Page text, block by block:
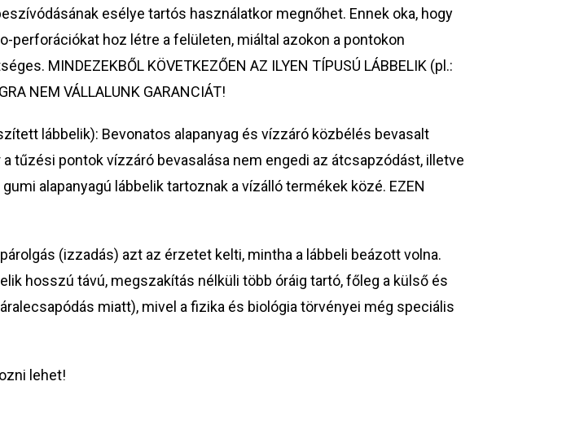
esélye tartós használatkor megnőhet. Ennek oka, hogy
hoz létre a felületen, miáltal azokon a pontokon
MINDEZEKBŐL KÖVETKEZŐEN AZ ILYEN TÍPUSÚ LÁBBELIK (pl.:
NEM VÁLLALUNK GARANCIÁT!
lábbelik): Bevonatos alapanyag és vízzáró közbélés bevasalt
tűzési pontok vízzáró bevasalása nem engedi az átcsapzódást, illetve
alapanyagú lábbelik tartoznak a vízálló termékek közé. EZEN
(izzadás) azt az érzetet kelti, mintha a lábbeli beázott volna.
hosszú távú, megszakítás nélküli több óráig tartó, főleg a külső és
miatt), mivel a fizika és biológia törvényei még speciális
lehet!